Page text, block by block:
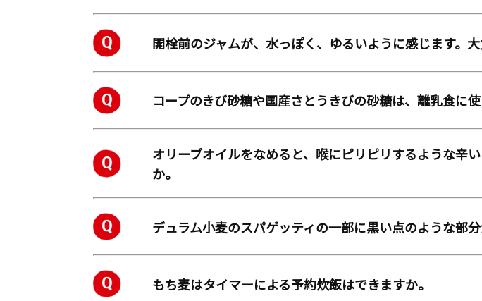
開栓前のジャムが、水っぽく、ゆるいように感じます。大
コープのきび砂糖や国産さとうきびの砂糖は、離乳食に使
オリーブオイルをなめると、喉にピリピリするような辛
か。
デュラム小麦のスパゲッティの一部に黒い点のような部
もち麦はタイマーによる予約炊飯はできますか。